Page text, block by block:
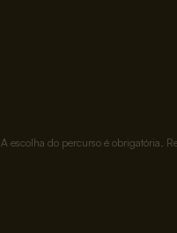
A escolha do percurso é obrigatória.